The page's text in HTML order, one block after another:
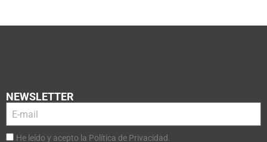
NEWSLETTER
He leído y acepto la Política de Privacidad.